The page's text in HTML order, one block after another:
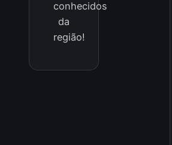
conhecidos
da
região!